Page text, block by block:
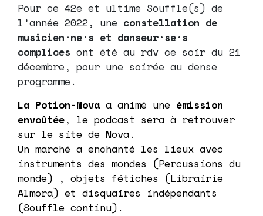
Pour ce 42e et ultime Souffle(s) de
l’année 2022, une constellation de
musicien·ne·s et danseur·se·s
complices ont été au rdv ce soir du 21
décembre, pour une soirée au dense
programme.
La Potion-Nova a animé une émission
envoûtée, le podcast sera à retrouver
sur le site de Nova.
Un marché a enchanté les lieux avec
instruments des mondes (Percussions du
monde) , objets fétiches (Librairie
Almora) et disquaires indépendants
(Souffle continu).